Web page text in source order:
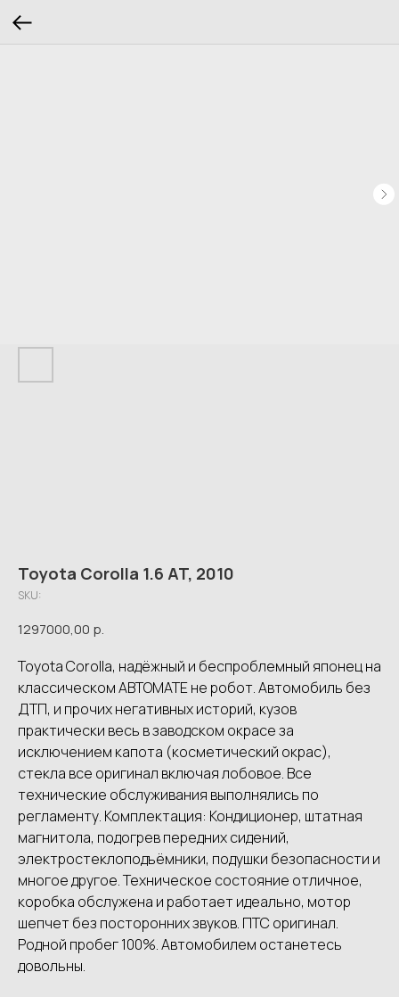
Toyota Corolla 1.6 AT, 2010
SKU:
1297000,00 р.
Toyota Corolla, надёжный и беспроблемный японец на
классическом АВТОМАТЕ не робот. Автомобиль без
ДТП, и прочих негативных историй, кузов
практически весь в заводском окрасе за
исключением капота (косметический окрас),
стекла все оригинал включая лобовое. Все
технические обслуживания выполнялись по
регламенту. Комплектация: Кондиционер, штатная
магнитола, подогрев передних сидений,
электростеклоподъёмники, подушки безопасности и
многое другое. Техническое состояние отличное,
коробка обслужена и работает идеально, мотор
шепчет без посторонних звуков. ПТС оригинал.
Родной пробег 100%. Автомобилем останетесь
довольны.